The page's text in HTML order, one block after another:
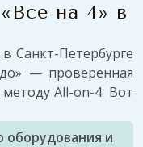
на 4» в
Санкт-Петербурге
— проверенная
All-on-4. Вот
оборудования и